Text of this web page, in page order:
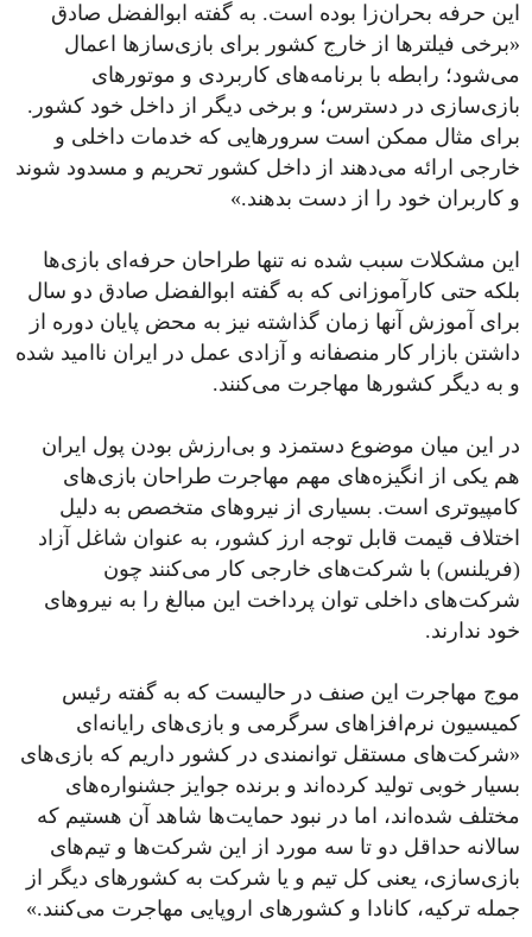
این حرفه بحران‌زا بوده است. به گفته ابوالفضل صادق
«برخی فیلتر‌ها از خارج کشور برای بازی‌ساز‌ها اعمال
می‌شود؛ رابطه با برنامه‌های کاربردی و موتور‌های
بازی‌سازی در دسترس؛ و برخی دیگر از داخل خود کشور.
برای مثال ممکن است سرور‌هایی که خدمات داخلی و
خارجی ارائه می‌دهند از داخل کشور تحریم و مسدود شوند
و کاربران خود را از دست بدهند.»
این مشکلات سبب شده نه تنها طراحان حرفه‌ای بازی‌ها
بلکه حتی کارآموزانی که به گفته ابوالفضل صادق دو سال
برای آموزش آنها زمان گذاشته نیز به محض پایان دوره از
داشتن بازار کار منصفانه و آزادی عمل در ایران ناامید شده
و به دیگر کشورها مهاجرت می‌کنند.
در این میان موضوع دستمزد و بی‌ارزش بودن پول ایران
هم یکی از انگیزه‌‌های مهم مهاجرت طراحان بازی‌های
کامپیوتری است. بسیاری از نیرو‌های متخصص به‌ دلیل
اختلاف قیمت قابل‌ توجه ارز کشور، به‌ عنوان شاغل آزاد
(فریلنس) با شرکت‌های خارجی کار می‌کنند چون
شرکت‌های داخلی توان پرداخت این مبالغ را به نیرو‌های
خود ندارند.
موج مهاجرت این صنف در حالیست که به گفته رئیس
کمیسیون نرم‌افزاهای سرگرمی و بازی‌های رایانه‌ای
«شرکت‌های مستقل توانمندی در کشور داریم که بازی‌های
بسیار خوبی تولید کرده‌اند و برنده جوایز جشنواره‌های
مختلف شده‌اند، اما در نبود حمایت‌ها شاهد آن هستیم که
سالانه حداقل دو تا سه مورد از این شرکت‌ها و تیم‌های
بازی‌سازی، یعنی کل تیم و یا شرکت به کشور‌های دیگر از
جمله ترکیه، کانادا و کشور‌های اروپایی مهاجرت می‌کنند.»